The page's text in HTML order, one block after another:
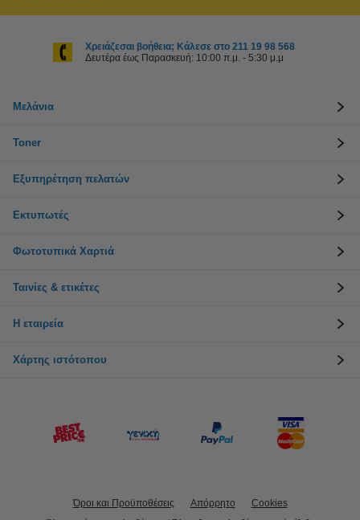
Χρειάζεσαι βοήθεια; Κάλεσε στο 211 19 98 568
Δευτέρα έως Παρασκευή: 10:00 π.μ. - 5:30 μ.μ
Μελάνια
Toner
Εξυπηρέτηση πελατών
Εκτυπωτές
Φωτοτυπικά Χαρτιά
Ταινίες & ετικέτες
Η εταιρεία
Χάρτης ιστότοπου
Όροι και Προϋποθέσεις Απόρρητο Cookies